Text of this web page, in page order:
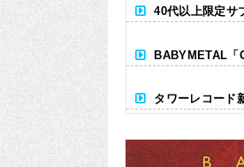
40代以上限定
BABYMETAL「
タワーレコード